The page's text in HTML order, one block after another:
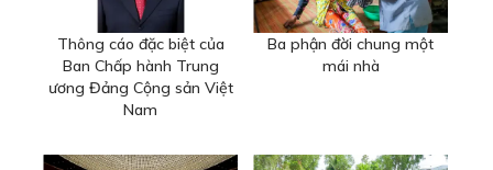
Thông cáo đặc biệt của
Ban Chấp hành Trung
ương Đảng Cộng sản Việt
Nam
Ba phận đời chung một
mái nhà